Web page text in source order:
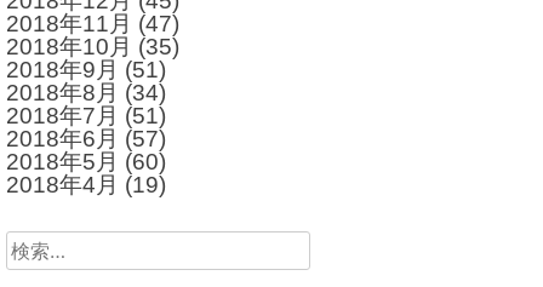
2018年11月 (47)
2018年10月 (35)
2018年9月 (51)
2018年8月 (34)
2018年7月 (51)
2018年6月 (57)
2018年5月 (60)
2018年4月 (19)
検
索: